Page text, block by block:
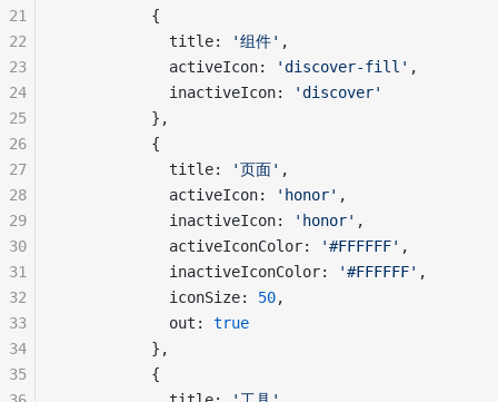
          {
            title:
'组件' ,
            activeIcon:
'discover-fill' ,
            inactiveIcon:
'discover'
          },
          {
            title:
'页面' ,
            activeIcon:
'honor' ,
            inactiveIcon:
'honor' ,
            activeIconColor:
'#FFFFFF' ,
            inactiveIconColor:
'#FFFFFF' ,
            iconSize:
50,
            out:
true
          },
          {
21
22
23
24
25
26
27
28
29
30
31
32
33
34
35